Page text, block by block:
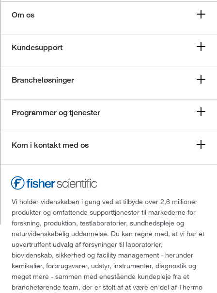
Om os
Kundesupport
Brancheløsninger
Programmer og tjenester
Kom i kontakt med os
Vi holder videnskaben i gang ved at tilbyde over 2,6 millioner
produkter og omfattende supporttjenester til markederne for
forskning, produktion, testlaboratorier, sundhedspleje og
naturvidenskabelig uddannelse. Du kan regne med, at vi har et
uovertruffent udvalg af forsyninger til laboratorier,
biovidenskab, sikkerhed og facility management - herunder
kemikalier, forbrugsvarer, udstyr, instrumenter, diagnostik og
meget mere - sammen med enestående kundepleje fra et
brancheførende team, der er stolt af at være en del af Thermo